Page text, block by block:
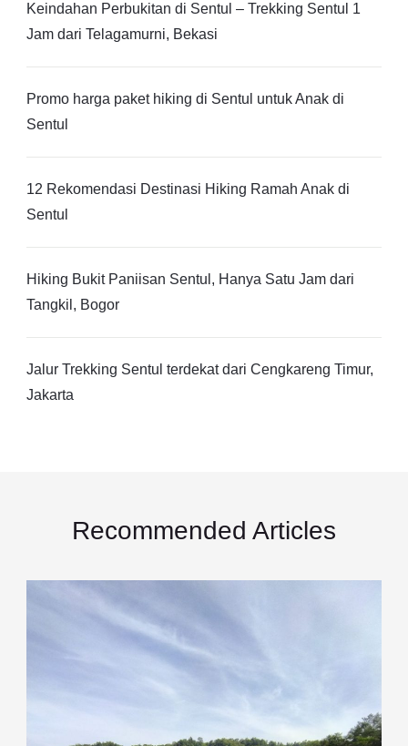
Keindahan Perbukitan di Sentul – Trekking Sentul 1
Jam dari Telagamurni, Bekasi
Promo harga paket hiking di Sentul untuk Anak di
Sentul
12 Rekomendasi Destinasi Hiking Ramah Anak di
Sentul
Hiking Bukit Paniisan Sentul, Hanya Satu Jam dari
Tangkil, Bogor
Jalur Trekking Sentul terdekat dari Cengkareng Timur,
Jakarta
Recommended Articles